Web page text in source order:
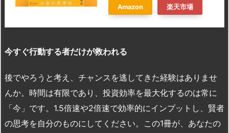
Amazon 楽天市場
今すぐ行動する者だけが救われる
後でやろうと考え、チャンスを逃してきた経験はありませ
んか。時間は有限であり、投資効率を最大化するのは常に
「今」です。1.5倍速や2倍速で効率的にインプットし、賢者
の思考を自分のものにしてください。この1冊が、あなたの